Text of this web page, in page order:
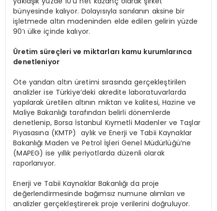
bünyesinde kalıyor. Dolayısıyla sanılanın aksine bir
işletmede altın madeninden elde edilen gelirin yüzde
90’ı ülke içinde kalıyor.
Üretim süreçleri ve miktarları kamu kurumlarınca
denetleniyor
Öte yandan altın üretimi sırasında gerçekleştirilen
analizler ise Türkiye’deki akredite laboratuvarlarda
yapılarak üretilen altının miktarı ve kalitesi, Hazine ve
Maliye Bakanlığı tarafından belirli dönemlerde
denetlenip, Borsa İstanbul Kıymetli Madenler ve Taşlar
Piyasasına (KMTP) aylık ve Enerji ve Tabii Kaynaklar
Bakanlığı Maden ve Petrol İşleri Genel Müdürlüğü’ne
(MAPEG) ise yıllık periyotlarda düzenli olarak
raporlanıyor.
Enerji ve Tabii Kaynaklar Bakanlığı da proje
değerlendirmesinde bağımsız numune alımları ve
analizler gerçekleştirerek proje verilerini doğruluyor.